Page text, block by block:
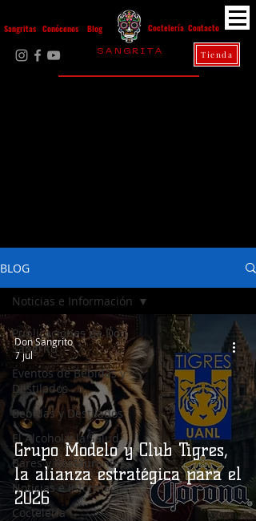
Sangritas Conócenos Contacto
Blog Coctelería
Tienda
S A N G R I T A
BLOG
Publicaciones de Don
Sangrito
Eventos de Bebidas y
Destilados
Bebidas y Destilados
El Alcohol y la Salud
Bares y Restaurantes
Noticias e Información
Coctelería
Noticias e Información
Grupo Modelo y Club Tigres,
la alianza estratégica para el
2026
Don Sangrito
7 jul